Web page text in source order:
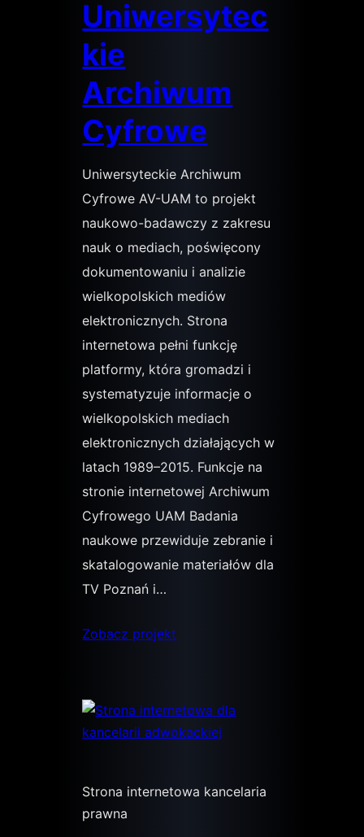
Uniwersytec
kie
Archiwum
Cyfrowe
Uniwersyteckie Archiwum
Cyfrowe AV-UAM to projekt
naukowo-badawczy z zakresu
nauk o mediach, poświęcony
dokumentowaniu i analizie
wielkopolskich mediów
elektronicznych. Strona
internetowa pełni funkcję
platformy, która gromadzi i
systematyzuje informacje o
wielkopolskich mediach
elektronicznych działających w
latach 1989–2015. Funkcje na
stronie internetowej Archiwum
Cyfrowego UAM Badania
naukowe przewiduje zebranie i
skatalogowanie materiałów dla
TV Poznań i…
Zobacz projekt
Strona internetowa kancelaria
prawna